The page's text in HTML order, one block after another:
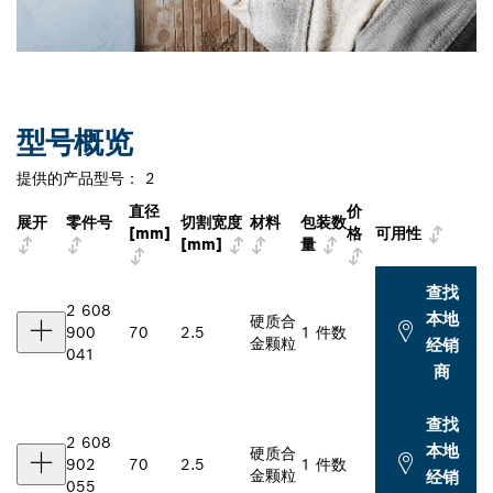
型号概览
提供的产品型号： 2
展开 零件号
直径
[mm]
切割宽度
[mm]
材料
包装数
量
价
格
可用性
2 608
900
041
70 2.5
硬质合
金颗粒
1 件数
查找
本地
经销
商
2 608
902
055
70 2.5
硬质合
金颗粒
1 件数
查找
本地
经销